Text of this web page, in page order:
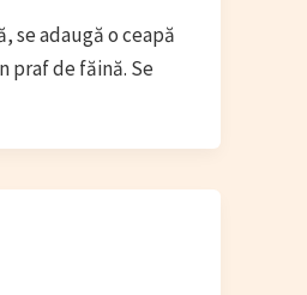
se adaugă o ceapă
praf de făină. Se